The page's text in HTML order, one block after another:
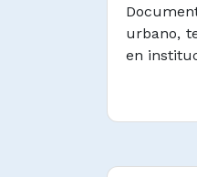
urbano,
en